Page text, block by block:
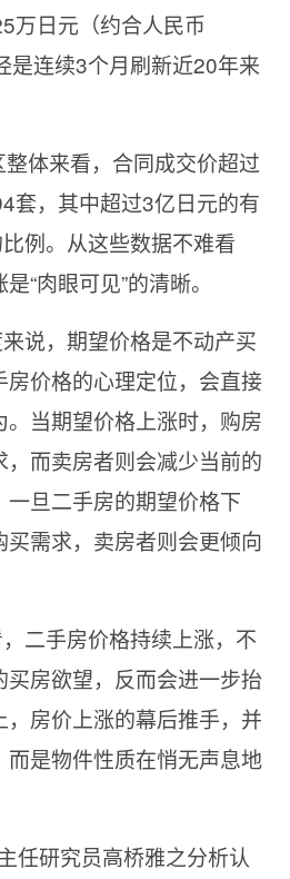
万日元（约合人民币
是连续3个月刷新近20年来
体来看，合同成交价超过
套，其中超过3亿日元的有
例。从这些数据不难看
“肉眼可见”的清晰。
说，期望价格是不动产买
价格的心理定位，会直接
当期望价格上涨时，购房
而卖房者则会减少当前的
旦二手房的期望价格下
需求，卖房者则会更倾向
二手房价格持续上涨，不
房欲望，反而会进一步抬
房价上涨的幕后推手，并
是物件性质在悄无声息地
任研究员高桥雅之分析认